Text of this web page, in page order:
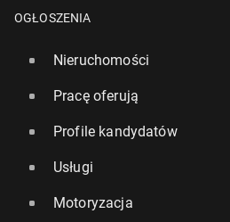
OGŁOSZENIA
Nieruchomości
Pracę oferują
Profile kandydatów
Usługi
Motoryzacja